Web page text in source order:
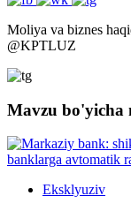
Moliya va biznes
@KPTLUZ
Mavzu bo'yicha
Eksklyuziv